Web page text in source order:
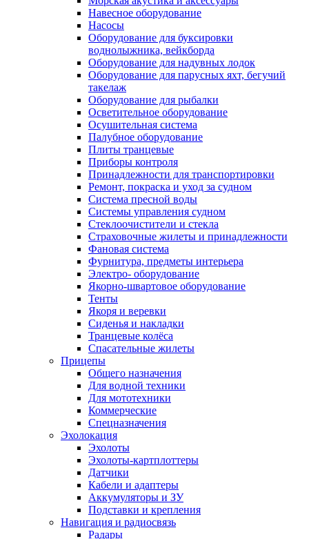
Навесное оборудование
Насосы
Оборудование для буксировки
воднолыжника, вейкборда
Оборудование для надувных лодок
Оборудование для парусных яхт, бегучий
такелаж
Оборудование для рыбалки
Осветительное оборудование
Осушительная система
Палубное оборудование
Плиты транцевые
Приборы контроля
Принадлежности для транспортировки
Ремонт, покраска и уход за судном
Система пресной воды
Системы управления судном
Стеклоочистители и стекла
Страховочные жилеты и принадлежности
Фановая система
Фурнитура, предметы интерьера
Электро- оборудование
Якорно-швартовое оборудование
Тенты
Якоря и веревки
Сиденья и накладки
Транцевые колёса
Спасательные жилеты
Прицепы
Общего назначения
Для водной техники
Для мототехники
Коммерческие
Спецназначения
Эхолокация
Эхолоты
Эхолоты-картплоттеры
Датчики
Кабели и адаптеры
Аккумуляторы и ЗУ
Подставки и крепления
Навигация и радиосвязь
Радары